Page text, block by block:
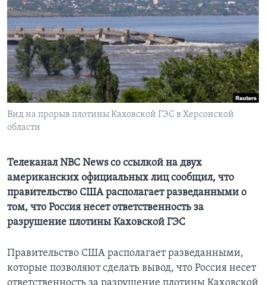
Learning English
СОЦИАЛЬНЫЕ СЕТИ
Вид на прорыв плотины Каховской ГЭС в Херсонской
области
Телеканал NBC News со ссылкой на двух
американских официальных лиц сообщил, что
правительство США располагает разведанными о
том, что Россия несет ответственность за
разрушение плотины Каховской ГЭС
Правительство США располагает разведанными,
которые позволяют сделать вывод, что Россия несет